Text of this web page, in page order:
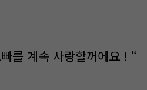
를 계속 사랑할꺼에요 ! “